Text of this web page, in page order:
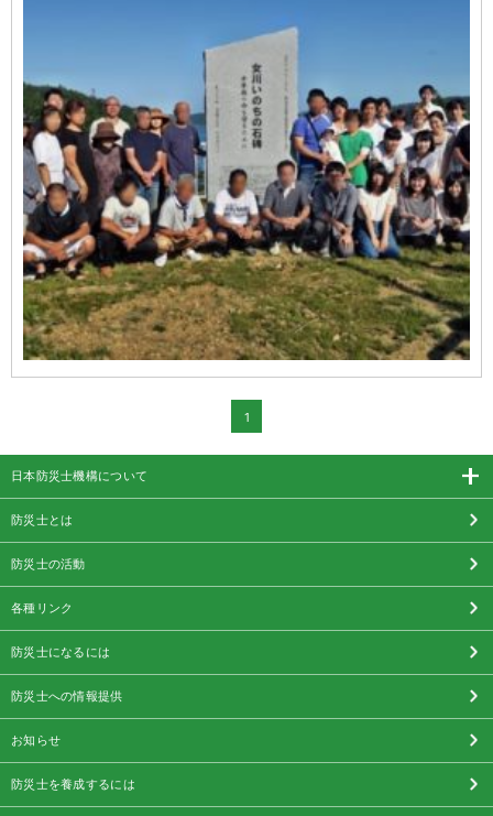
1
日本防災士機構について
防災士とは
防災士の活動
各種リンク
防災士になるには
防災士への情報提供
お知らせ
防災士を養成するには